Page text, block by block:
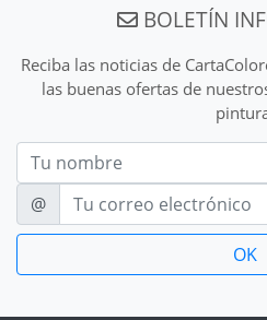
BOLETÍN
Reciba las noticias de
las buenas ofertas de
Nom
E-mail
@